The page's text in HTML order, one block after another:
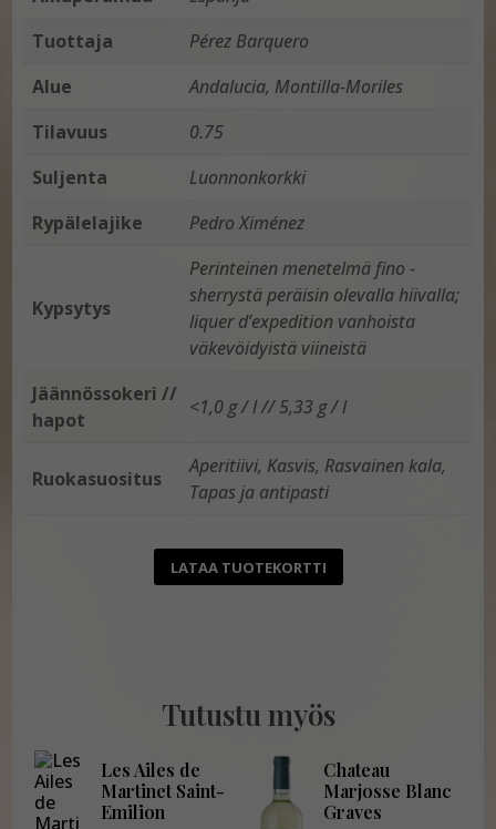
Tuottaja
Pérez Barquero
Alue
Andalucia, Montilla-Moriles
Tilavuus
0.75
Suljenta
Luonnonkorkki
Rypälelajike
Pedro Ximénez
Kypsytys
Perinteinen menetelmä fino -
sherrystä peräisin olevalla hiivalla;
liquer d’expedition vanhoista
väkevöidyistä viineistä
Jäännössokeri //
hapot
<1,0 g / l // 5,33 g / l
Ruokasuositus
Aperitiivi, Kasvis, Rasvainen kala,
Tapas ja antipasti
LATAA TUOTEKORTTI
Tutustu myös
Les Ailes de
Martinet Saint-
Emilion
Chateau
Marjosse Blanc
Graves